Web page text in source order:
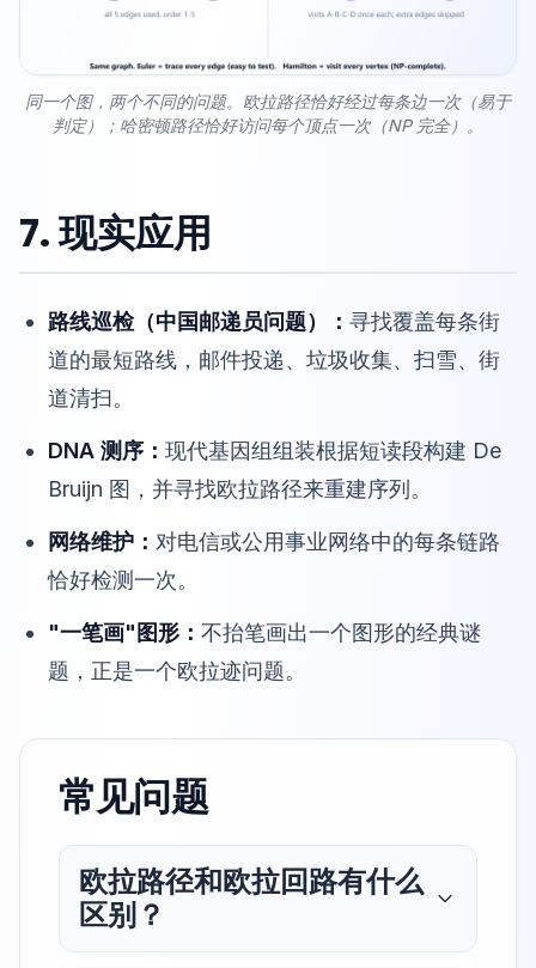
同一个图，两个不同的问题。欧拉路径恰好经过每条边一次（易于
判定）；哈密顿路径恰好访问每个顶点一次（NP 完全）。
7. 现实应用
路线巡检（中国邮递员问题）： 寻找覆盖每条街
道的最短路线，邮件投递、垃圾收集、扫雪、街
道清扫。
DNA 测序： 现代基因组组装根据短读段构建 De
Bruijn 图，并寻找欧拉路径来重建序列。
网络维护： 对电信或公用事业网络中的每条链路
恰好检测一次。
"一笔画"图形： 不抬笔画出一个图形的经典谜
题，正是一个欧拉迹问题。
常见问题
欧拉路径和欧拉回路有什么
区别？